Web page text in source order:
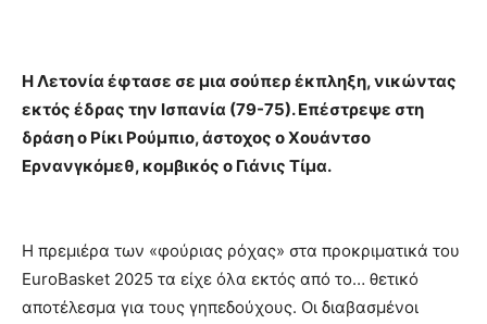
Η Λετονία έφτασε σε μια σούπερ έκπληξη, νικώντας
εκτός έδρας την Ισπανία (79-75). Επέστρεψε στη
δράση ο Ρίκι Ρούμπιο, άστοχος ο Χουάντσο
Ερνανγκόμεθ, κομβικός ο Γιάνις Τίμα.
Η πρεμιέρα των «φούριας ρόχας» στα προκριματικά του
EuroBasket 2025 τα είχε όλα εκτός από το… θετικό
αποτέλεσμα για τους γηπεδούχους. Οι διαβασμένοι